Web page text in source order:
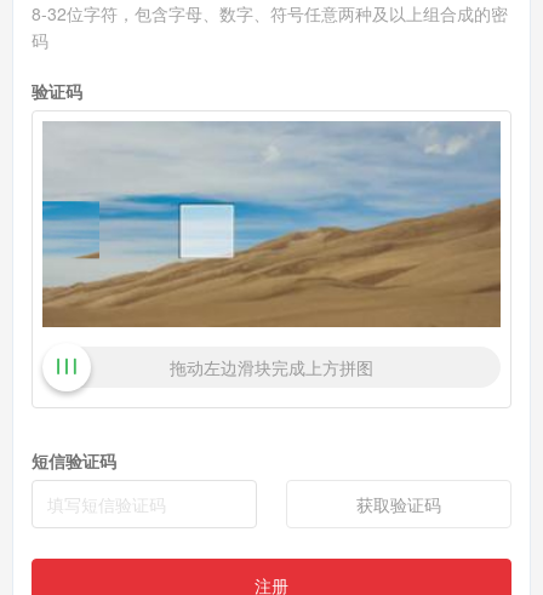
8-32位字符，包含字母、数字、符号任意两种及以上组合成的密
码
验证码
拖动左边滑块完成上方拼图
短信验证码
获取验证码
注册